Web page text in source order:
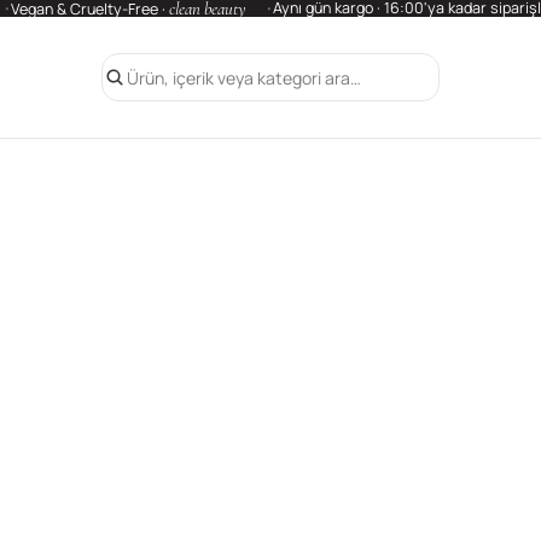
Vegan & Cruelty-Free · clean beauty Aynı gün kargo · 16:00'ya kadar
Ürün, içerik veya kategori ara…